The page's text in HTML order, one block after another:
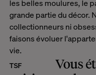
les belles moulures, le
grande partie du décor.
collectionneurs ni
faisons évoluer
vie.
TSF
Vous